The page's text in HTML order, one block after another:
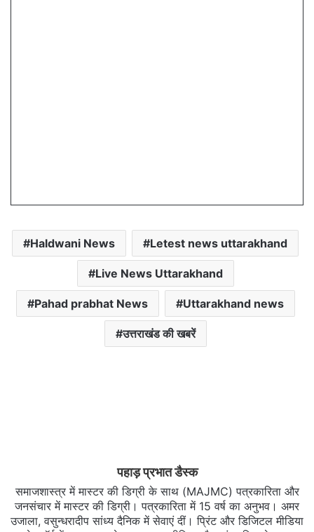
Haldwani News Letest news uttarakhand
Live News Uttarakhand
Pahad prabhat News Uttarakhand news
उत्तराखंड की खबरें
पहाड़ प्रभात डैस्क
समाजशास्त्र में मास्टर की डिग्री के साथ (MAJMC) पत्रकारिता और
जनसंचार में मास्टर की डिग्री। पत्रकारिता में 15 वर्ष का अनुभव। अमर
उजाला, वसुन्धरादीप सांध्य दैनिक में सेवाएं दीं। प्रिंट और डिजिटल मीडिया